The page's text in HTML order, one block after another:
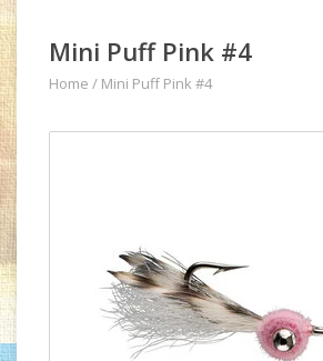
Mini Puff Pink #4
Home / Mini Puff Pink #4